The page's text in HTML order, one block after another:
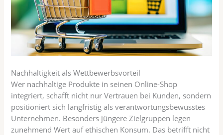
Nachhaltigkeit als Wettbewerbsvorteil
Wer nachhaltige Produkte in seinen Online-Shop
integriert, schafft nicht nur Vertrauen bei Kunden, sondern
positioniert sich langfristig als verantwortungsbewusstes
Unternehmen. Besonders jüngere Zielgruppen legen
zunehmend Wert auf ethischen Konsum. Das betrifft nicht